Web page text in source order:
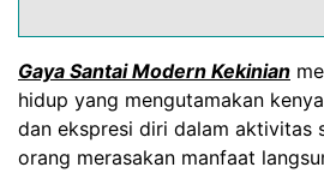
Gaya Santai Modern Kekinian
hidup yang mengutamakan
dan ekspresi diri dalam aktivitas
orang merasakan manfaat